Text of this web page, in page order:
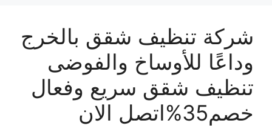
شركة تنظيف شقق بالخرج
وداعًا للأوساخ والفوضى
تنظيف شقق سريع وفعال
خصم35%اتصل الان